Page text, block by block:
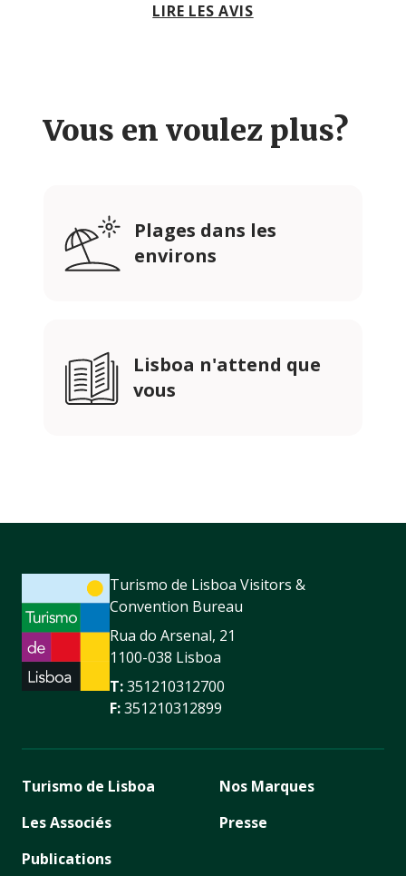
LIRE LES AVIS
Vous en voulez plus?
Plages dans les
environs
Lisboa n'attend que
vous
Turismo de Lisboa Visitors &
Convention Bureau
Rua do Arsenal, 21
1100-038 Lisboa
T:351210312700
F:351210312899
Turismo de Lisboa
Les Associés
Publications
Nos Marques
Presse